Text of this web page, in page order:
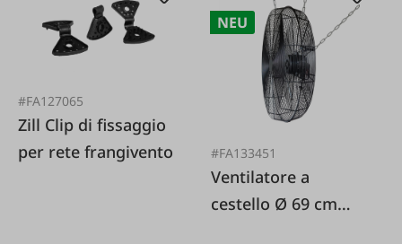
#FA127065
Zill Clip di fissaggio
per rete frangivento
NEU
#FA133451
Ventilatore a
cestello Ø 69 cm